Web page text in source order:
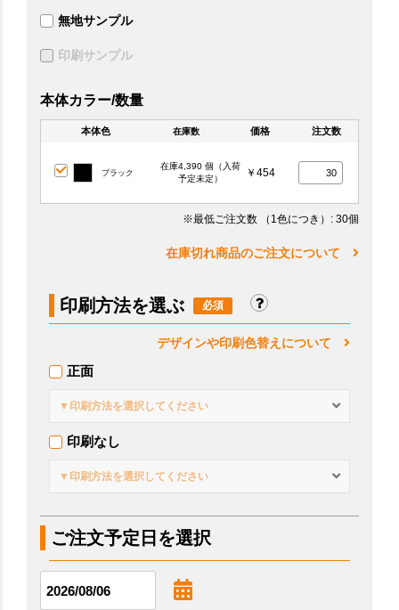
無地サンプル
印刷サンプル
本体カラー/数量
本体色 在庫数 価格 注文数
ブラック
在庫4,390 個（入荷
予定未定）
￥454
※最低ご注文数 （1色につき） : 30個
在庫切れ商品のご注文について
印刷方法を選ぶ
デザインや印刷色替えについて
正面
▼印刷方法を選択してください
印刷なし
▼印刷方法を選択してください
ご注文予定日を選択